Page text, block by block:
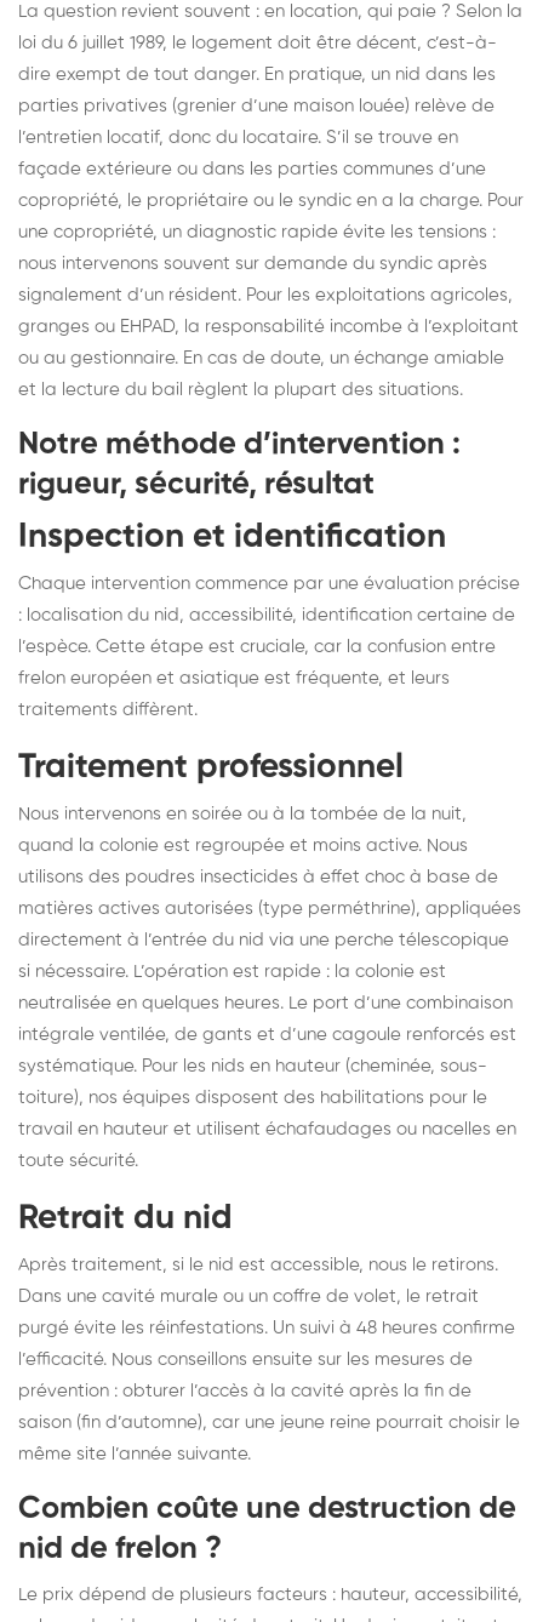
La question revient souvent : en location, qui paie ? Selon la
loi du 6 juillet 1989, le logement doit être décent, c’est-à-
dire exempt de tout danger. En pratique, un nid dans les
parties privatives (grenier d’une maison louée) relève de
l’entretien locatif, donc du locataire. S’il se trouve en
façade extérieure ou dans les parties communes d’une
copropriété, le propriétaire ou le syndic en a la charge. Pour
une copropriété, un diagnostic rapide évite les tensions :
nous intervenons souvent sur demande du syndic après
signalement d’un résident. Pour les exploitations agricoles,
granges ou EHPAD, la responsabilité incombe à l’exploitant
ou au gestionnaire. En cas de doute, un échange amiable
et la lecture du bail règlent la plupart des situations.
Notre méthode d’intervention :
rigueur, sécurité, résultat
Inspection et identification
Chaque intervention commence par une évaluation précise
: localisation du nid, accessibilité, identification certaine de
l’espèce. Cette étape est cruciale, car la confusion entre
frelon européen et asiatique est fréquente, et leurs
traitements diffèrent.
Traitement professionnel
Nous intervenons en soirée ou à la tombée de la nuit,
quand la colonie est regroupée et moins active. Nous
utilisons des poudres insecticides à effet choc à base de
matières actives autorisées (type perméthrine), appliquées
directement à l’entrée du nid via une perche télescopique
si nécessaire. L’opération est rapide : la colonie est
neutralisée en quelques heures. Le port d’une combinaison
intégrale ventilée, de gants et d’une cagoule renforcés est
systématique. Pour les nids en hauteur (cheminée, sous-
toiture), nos équipes disposent des habilitations pour le
travail en hauteur et utilisent échafaudages ou nacelles en
toute sécurité.
Retrait du nid
Après traitement, si le nid est accessible, nous le retirons.
Dans une cavité murale ou un coffre de volet, le retrait
purgé évite les réinfestations. Un suivi à 48 heures confirme
l’efficacité. Nous conseillons ensuite sur les mesures de
prévention : obturer l’accès à la cavité après la fin de
saison (fin d’automne), car une jeune reine pourrait choisir le
même site l’année suivante.
Combien coûte une destruction de
nid de frelon ?
Le prix dépend de plusieurs facteurs : hauteur, accessibilité,